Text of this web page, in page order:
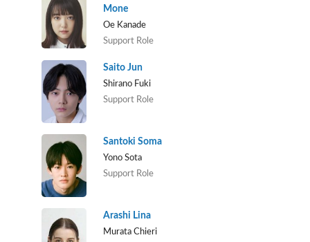
Mone
Oe Kanade
Support Role
Saito Jun
Shirano Fuki
Support Role
Santoki Soma
Yono Sota
Support Role
Arashi Lina
Murata Chieri